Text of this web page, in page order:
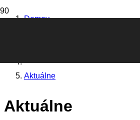
Domov
Aktuálne
Aktuálne